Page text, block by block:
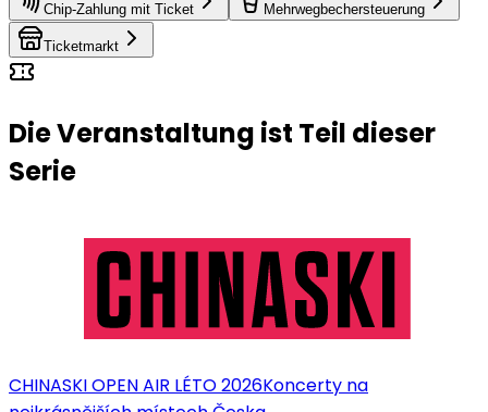
Chip-Zahlung mit Ticket Mehrwegbechersteuerung
Ticketmarkt
Die Veranstaltung ist Teil dieser
Serie
CHINASKI OPEN AIR LÉTO 2026Koncerty na